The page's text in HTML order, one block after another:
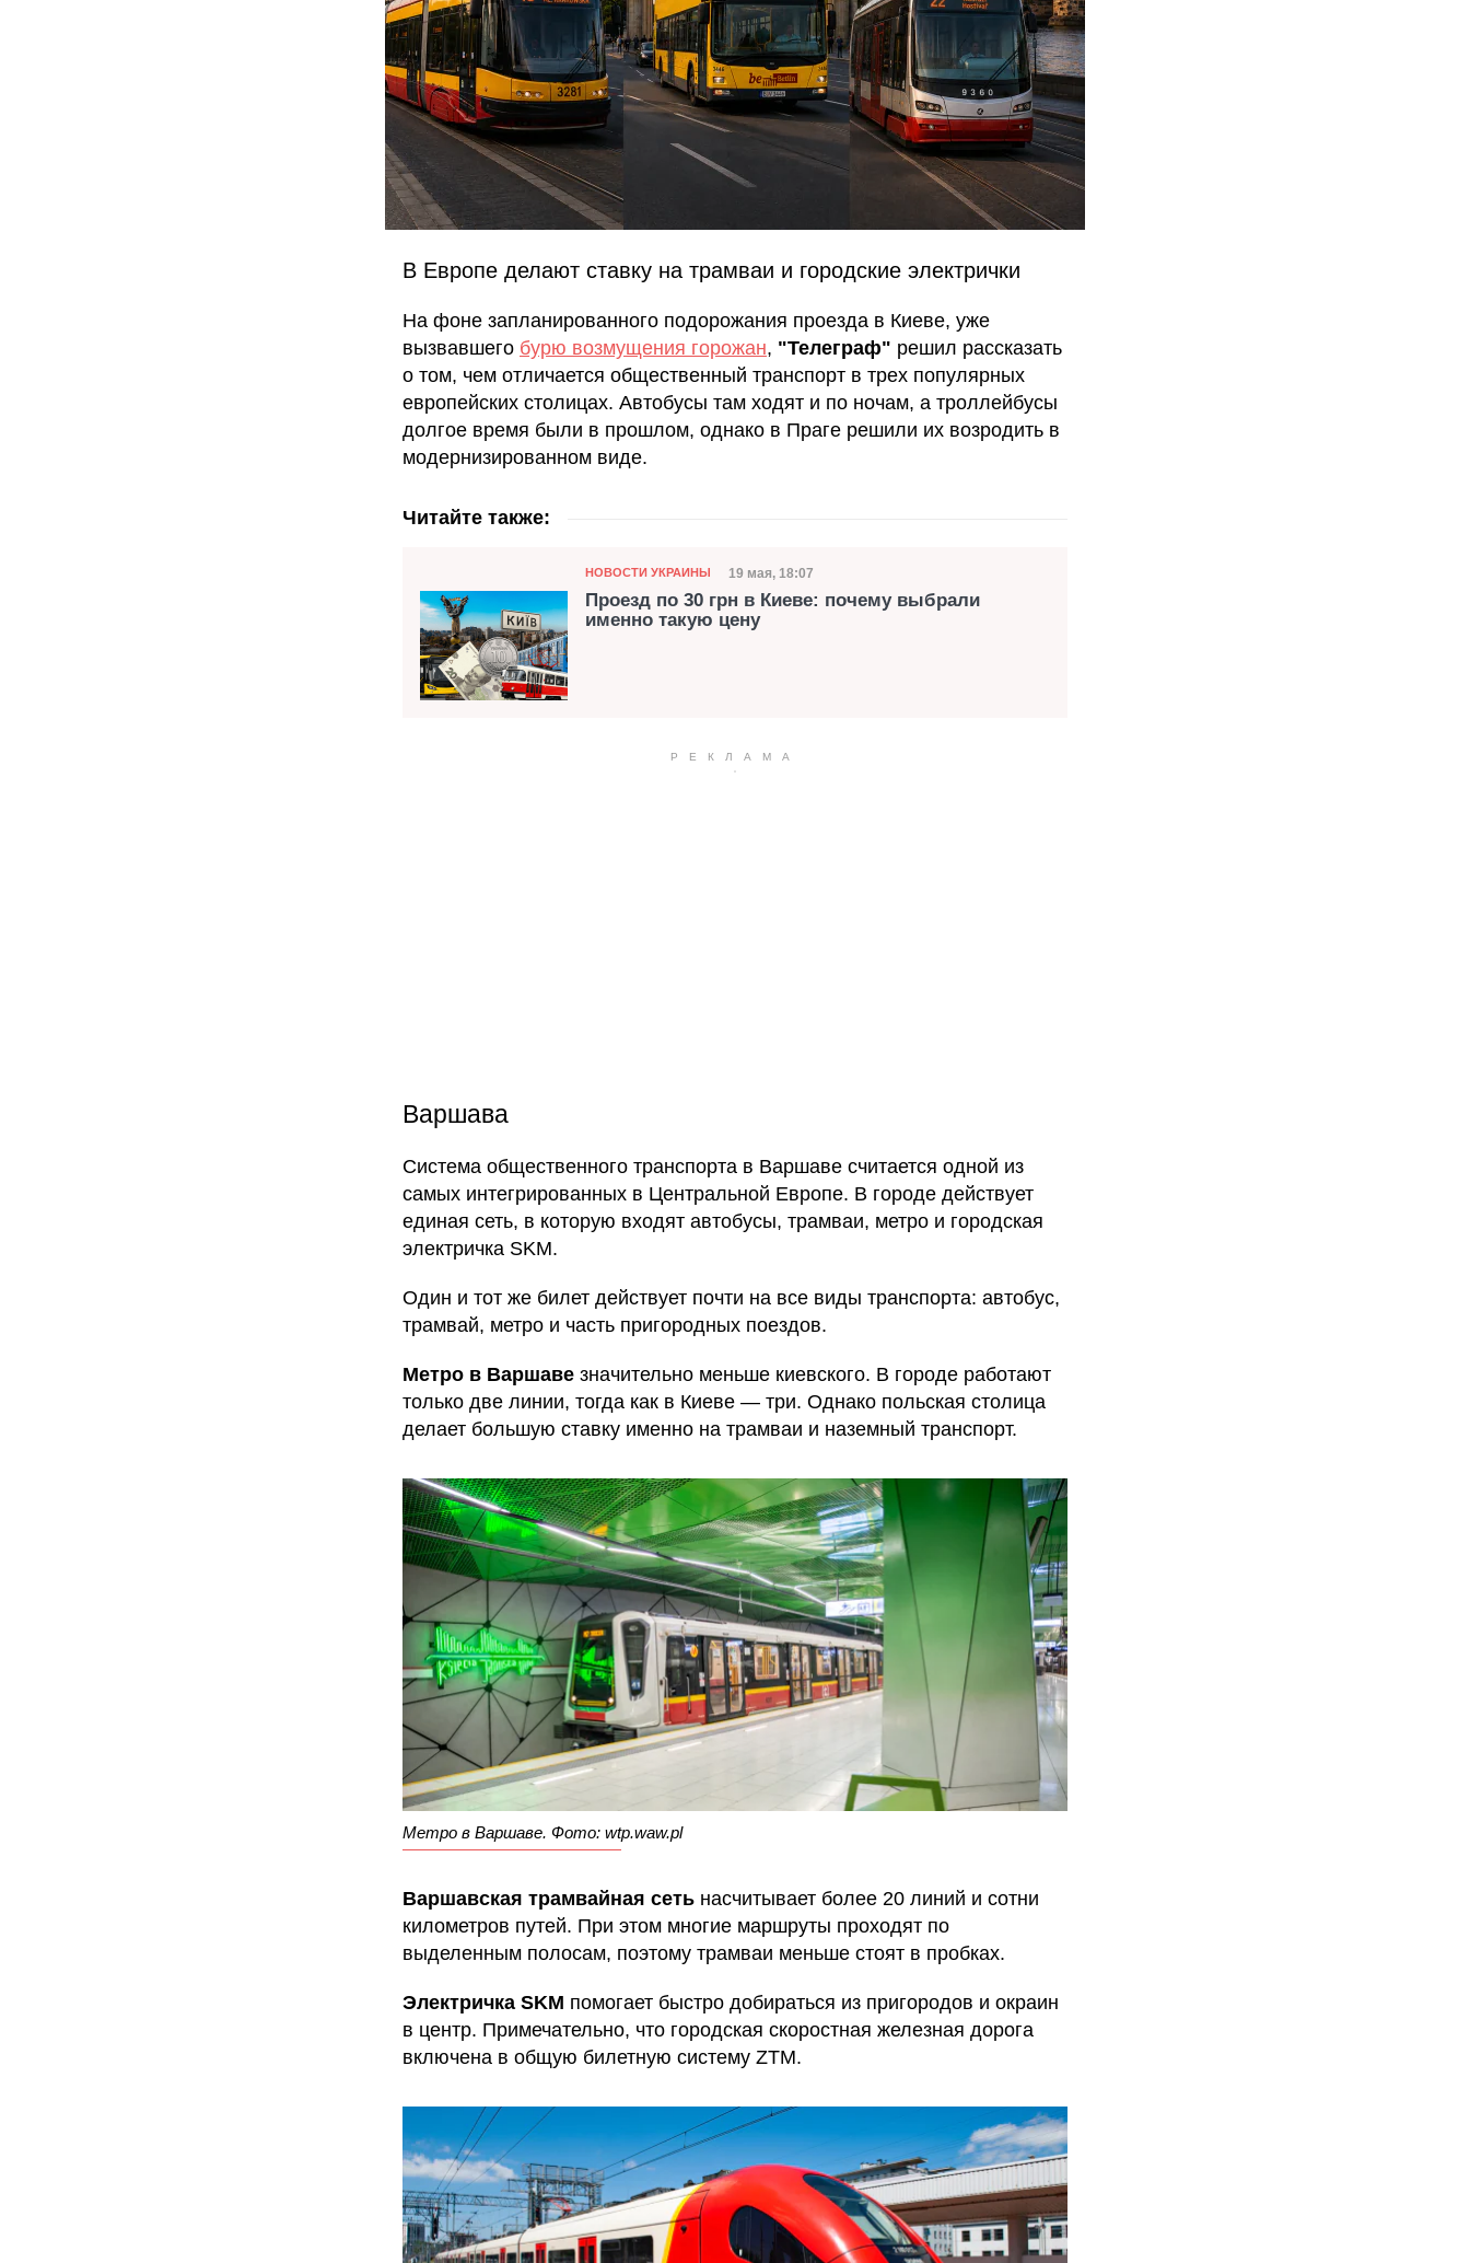
В Европе делают ставку на трамваи и городские электрички
На фоне запланированного подорожания проезда в Киеве, уже
вызвавшего бурю возмущения горожан, "Телеграф" решил рассказать
о том, чем отличается общественный транспорт в трех популярных
европейских столицах. Автобусы там ходят и по ночам, а троллейбусы
долгое время были в прошлом, однако в Праге решили их возродить в
модернизированном виде.
Читайте также:
Категория
НОВОСТИ УКРАИНЫ Дата публикации
19 мая, 18:07
Проезд по 30 грн в Киеве: почему выбрали
именно такую цену
Варшава
Система общественного транспорта в Варшаве считается одной из
самых интегрированных в Центральной Европе. В городе действует
единая сеть, в которую входят автобусы, трамваи, метро и городская
электричка SKM.
Один и тот же билет действует почти на все виды транспорта: автобус,
трамвай, метро и часть пригородных поездов.
Метро в Варшаве значительно меньше киевского. В городе работают
только две линии, тогда как в Киеве — три. Однако польская столица
делает большую ставку именно на трамваи и наземный транспорт.
Метро в Варшаве. Фото: wtp.waw.pl
Варшавская трамвайная сеть насчитывает более 20 линий и сотни
километров путей. При этом многие маршруты проходят по
выделенным полосам, поэтому трамваи меньше стоят в пробках.
Электричка SKM помогает быстро добираться из пригородов и окраин
в центр. Примечательно, что городская скоростная железная дорога
включена в общую билетную систему ZTM.